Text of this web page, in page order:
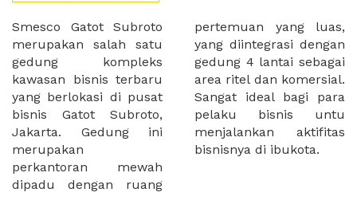
Smesco Gatot Subroto
merupakan salah satu
gedung kompleks
kawasan bisnis terbaru
yang berlokasi di pusat
bisnis Gatot Subroto,
Jakarta. Gedung ini
merupakan
perkantoran mewah
dipadu dengan ruang
pertemuan yang luas,
yang diintegrasi dengan
gedung 4 lantai sebagai
area ritel dan komersial.
Sangat ideal bagi para
pelaku bisnis untu
menjalankan aktifitas
bisnisnya di ibukota.